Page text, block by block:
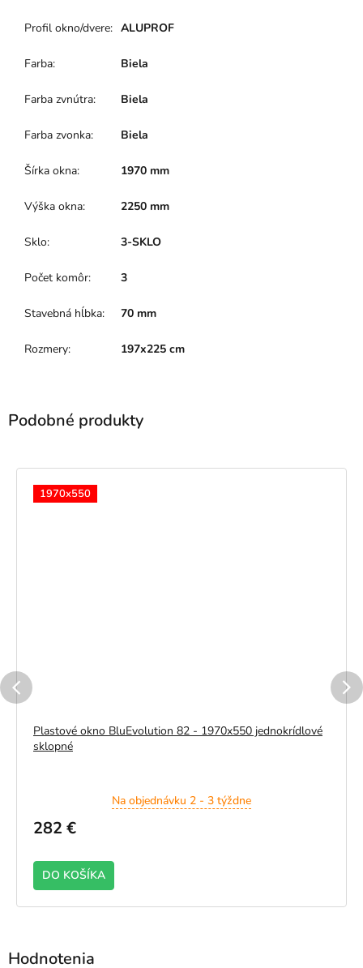
Profil okno/dvere: ALUPROF
Farba: Biela
Farba zvnútra: Biela
Farba zvonka: Biela
Šírka okna: 1970 mm
Výška okna: 2250 mm
Sklo: 3-SKLO
Počet komôr: 3
Stavebná hĺbka: 70 mm
Rozmery: 197x225 cm
1970x550
Plastové okno BluEvolution 82 - 1970x550 jednokrídlové
sklopné
Na objednávku 2 - 3 týždne
282 €
DO KOŠÍKA